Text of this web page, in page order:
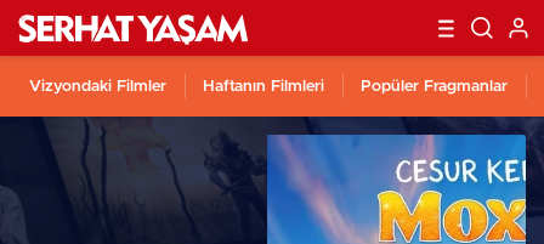
Vizyondaki Filmler Haftanın Filmleri Popüler Fragmanlar